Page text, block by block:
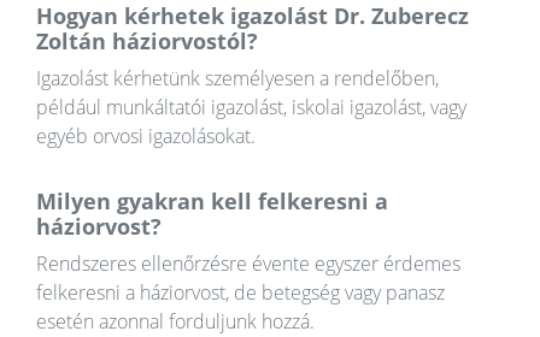
Hogyan kérhetek igazolást Dr. Zuberecz
Zoltán háziorvostól?
Igazolást kérhetünk személyesen a rendelőben,
például munkáltatói igazolást, iskolai igazolást, vagy
egyéb orvosi igazolásokat.
Milyen gyakran kell felkeresni a
háziorvost?
Rendszeres ellenőrzésre évente egyszer érdemes
felkeresni a háziorvost, de betegség vagy panasz
esetén azonnal forduljunk hozzá.